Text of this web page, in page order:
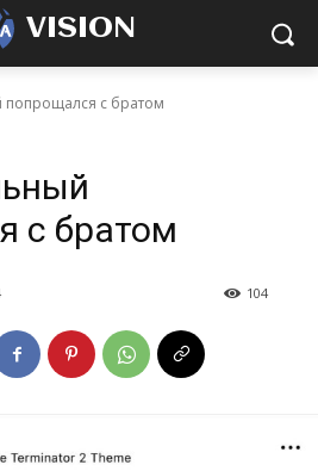
VISION
попрощался с братом
с братом
104